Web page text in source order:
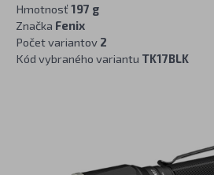
Hmotnosť 197 g
Značka Fenix
Počet variantov 2
Kód vybraného variantu TK17BLK